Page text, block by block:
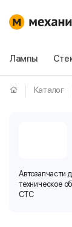
Лампы
Каталог
Автозапчасти
техническое
СТС